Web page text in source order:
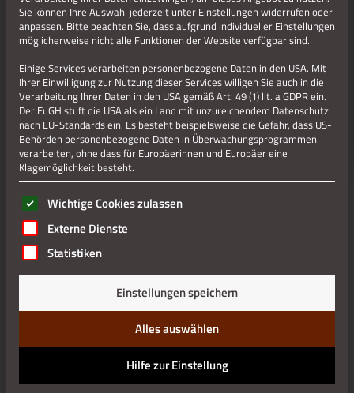
International“ am „Kaplan-Joseph-Dunkel-Platz,
Kupfermeisterstr. 6 gefunden zu haben.
Museale Objekte aus den Bereichen Medizin, Pharmazie,
Chemie und Botanik stellen wir aus. Mehr als 30
Themenbereiche wie Homöopathie, Pflanzenheilkunde,
Antibiotika, Chirurgie, Gynäkologie, Hygiene, Diagnostik,
Chemie, Medizin-, Pharmazie- und Labor-Technik und
Arzneiherstellung werden dem Besucher veranschaulicht.
Unser Schmuckstück -die Pflanzenkammer- zeigt: „Gegen
fast alles ist ein Kraut gewachsen.“ Naturwissenschaftliche
zum Lesen ein. Eine Kaffee -Theke mit genügend
Sitzgelegenheiten lässt einen entspannten Museumsbesuch
zu.
Der “Treff International“ als multinationale und
multikulturelle Begegnungsstätte wird fortgeführt.
Bildung
Kultur und Soziales
Rheinisches Medizin- und Pharmazie-Museum
Sie können Ihre Auswahl jederzeit unter Einstellungen widerrufen oder
anpassen. Bitte beachten Sie, dass aufgrund individueller Einstellungen
möglicherweise nicht alle Funktionen der Website verfügbar sind.
Einige Services verarbeiten personenbezogene Daten in den USA. Mit
Ihrer Einwilligung zur Nutzung dieser Services willigen Sie auch in die
Verarbeitung Ihrer Daten in den USA gemäß Art. 49 (1) lit. a GDPR ein.
Der EuGH stuft die USA als ein Land mit unzureichendem Datenschutz
nach EU-Standards ein. Es besteht beispielsweise die Gefahr, dass US-
Behörden personenbezogene Daten in Überwachungsprogrammen
verarbeiten, ohne dass für Europäerinnen und Europäer eine
Klagemöglichkeit besteht.
Es folgt eine Liste der Service-Gruppen, für die eine
Wichtige Cookies zulassen
Externe Dienste
Statistiken
Einstellungen speichern
Alles auswählen
Hilfe zur Einstellung